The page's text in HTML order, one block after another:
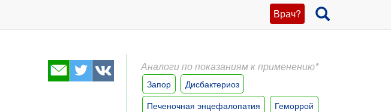
Врач?
Аналоги по показаниям к применению*
Запор
Дисбактериоз
Печеночная энцефалопатия
Геморрой